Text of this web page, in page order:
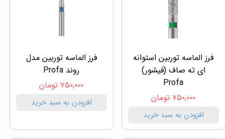
فرز الماسه توربین استوانه
ای ته صاف (فیشور)
Profa
۷۵۰,۰۰۰ تومان
افزودن به سبد خرید
فرز الماسه توربین مدل
روند Profa
۷۵۰,۰۰۰ تومان
افزودن به سبد خرید